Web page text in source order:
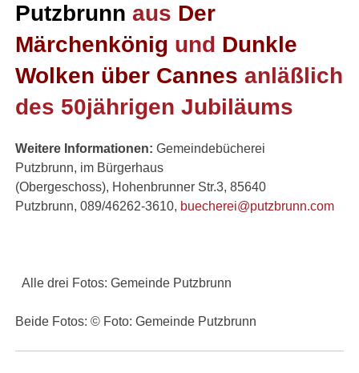
Putzbrunn aus Der
Märchenkönig und Dunkle
Wolken über Cannes anläßlich
des 50jährigen Jubiläums
Weitere Informationen:Gemeindebücherei
Putzbrunn, im Bürgerhaus
(Obergeschoss), Hohenbrunner Str.3, 85640
Putzbrunn, 089/46262-3610, buecherei@putzbrunn.com
Alle drei Fotos: Gemeinde Putzbrunn
Beide Fotos: © Foto: Gemeinde Putzbrunn